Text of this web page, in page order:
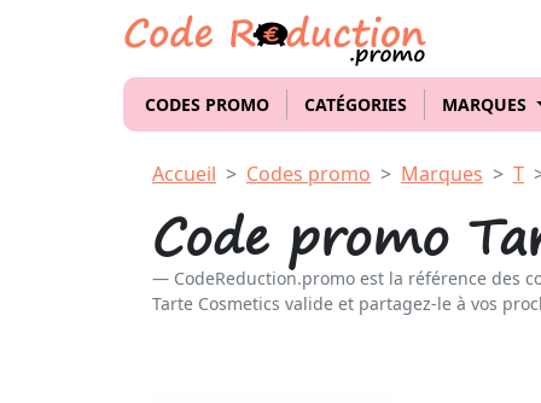
CODES PROMO CATÉGORIES MARQUES
Accueil Codes promo Marques T
Code promo
CodeReduction.promo est la référence des
Tarte Cosmetics valide et partagez-le à vos